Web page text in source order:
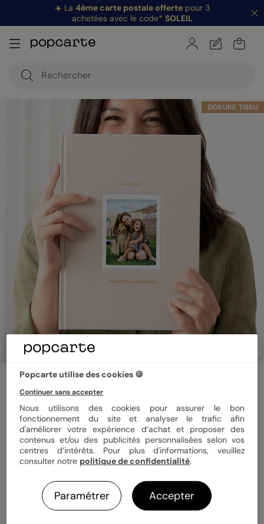
☀️ La 4ème carte postale offerte pour 3
achetées avec le code* SOLEIL
DORURE TISSU
Album photo famille
Tissu embossé et dorure
Couleur
Format Portrait 21x29 cm Tissu
Popcarte utilise des cookies 🍪
Continuer sans accepter
Nous utilisons des cookies pour assurer le bon
fonctionnement du site et analyser le trafic afin
d'améliorer votre expérience d’achat et proposer des
contenus et/ou des publicités personnalisées selon vos
centres d’intérêts. Pour plus d'informations, veuillez
consulter notre politique de confidentialité.
Paramétrer Accepter